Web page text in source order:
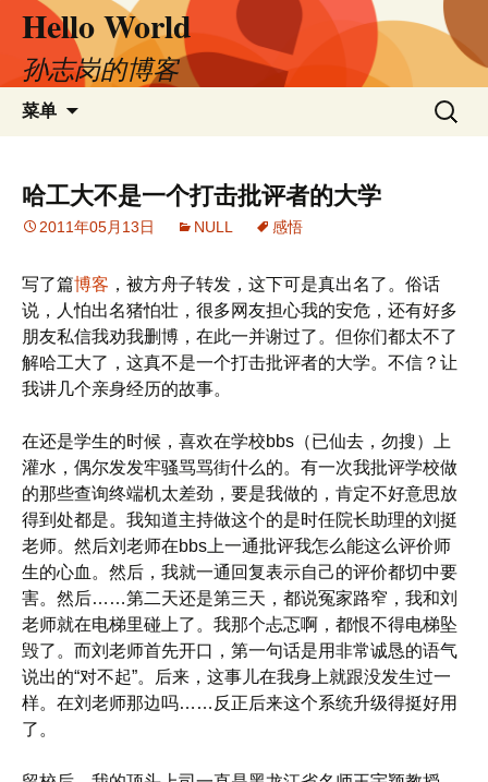
文
Hello World
孙志岗的博客
菜单
搜
索：
哈工大不是一个打击批评者的大学
2011年05月13日 NULL 感悟
写了篇博客 ，被方舟子转发，这下可是真出名了。俗话
说，人怕出名猪怕壮，很多网友担心我的安危，还有好多
朋友私信我劝我删博，在此一并谢过了。但你们都太不了
解哈工大了，这真不是一个打击批评者的大学。不信？让
我讲几个亲身经历的故事。
在还是学生的时候，喜欢在学校bbs（已仙去，勿搜）上
灌水，偶尔发发牢骚骂骂街什么的。有一次我批评学校做
的那些查询终端机太差劲，要是我做的，肯定不好意思放
得到处都是。我知道主持做这个的是时任院长助理的刘挺
老师。然后刘老师在bbs上一通批评我怎么能这么评价师
生的心血。然后，我就一通回复表示自己的评价都切中要
害。然后……第二天还是第三天，都说冤家路窄，我和刘
老师就在电梯里碰上了。我那个忐忑啊，都恨不得电梯坠
毁了。而刘老师首先开口，第一句话是用非常诚恳的语气
说出的“对不起”。后来，这事儿在我身上就跟没发生过一
样。在刘老师那边吗……反正后来这个系统升级得挺好用
了。